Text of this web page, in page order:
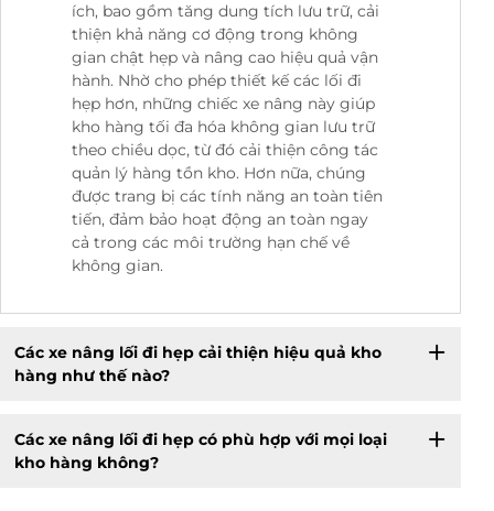
ích, bao gồm tăng dung tích lưu trữ, cải
thiện khả năng cơ động trong không
gian chật hẹp và nâng cao hiệu quả vận
hành. Nhờ cho phép thiết kế các lối đi
hẹp hơn, những chiếc xe nâng này giúp
kho hàng tối đa hóa không gian lưu trữ
theo chiều dọc, từ đó cải thiện công tác
quản lý hàng tồn kho. Hơn nữa, chúng
được trang bị các tính năng an toàn tiên
tiến, đảm bảo hoạt động an toàn ngay
cả trong các môi trường hạn chế về
không gian.
Các xe nâng lối đi hẹp cải thiện hiệu quả kho
hàng như thế nào?
Các xe nâng lối đi hẹp có phù hợp với mọi loại
kho hàng không?